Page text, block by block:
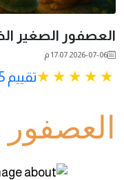
العصفور الصغير
2026-07-06 17:07 م
تقييم 5 من 5.